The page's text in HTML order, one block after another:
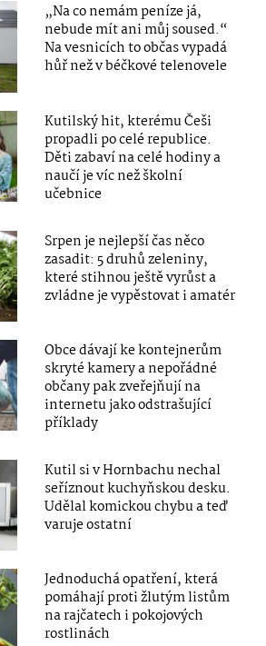
„Na co nemám peníze já,
nebude mít ani můj soused.“
Na vesnicích to občas vypadá
hůř než v béčkové telenovele
Kutilský hit, kterému Češi
propadli po celé republice.
Děti zabaví na celé hodiny a
naučí je víc než školní
učebnice
Srpen je nejlepší čas něco
zasadit: 5 druhů zeleniny,
které stihnou ještě vyrůst a
zvládne je vypěstovat i amatér
Obce dávají ke kontejnerům
skryté kamery a nepořádné
občany pak zveřejňují na
internetu jako odstrašující
příklady
Kutil si v Hornbachu nechal
seříznout kuchyňskou desku.
Udělal komickou chybu a teď
varuje ostatní
Jednoduchá opatření, která
pomáhají proti žlutým listům
na rajčatech i pokojových
rostlinách